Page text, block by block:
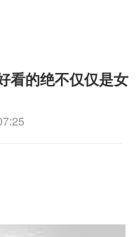
看的绝不仅仅是女